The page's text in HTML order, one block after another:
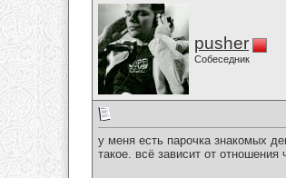
pusher
Собеседник
у меня есть парочка знакомых
такое. всё зависит от